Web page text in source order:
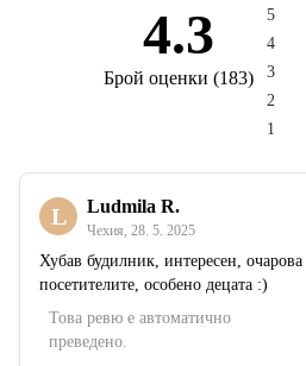
4.3
Брой оценки (183)
5
4
3
2
1
L Ludmila R.
Чехия 28. 5. 2025
Хубав будилник, интересен, очарова
посетителите, особено децата :)
Това ревю е автоматично
преведено.